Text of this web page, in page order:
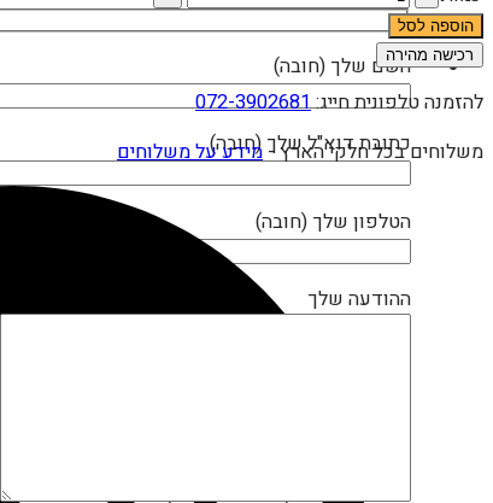
השם שלך (חובה)
כתובת דוא"ל שלך (חובה)
הטלפון שלך (חובה)
ההודעה שלך
542 ₪.
541 ₪.
של
שולחן
משחק
ואי
פעילות
חול
800010238
הוספה לסל
רכישה מהירה
להזמנה טלפונית חייג:072-3902681
משלוחים בכל חלקי הארץ - מידע על משלוחים